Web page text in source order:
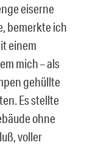
eiserne
bemerkte ich
einem
mich – als
gehüllte
Es stellte
ohne
voller